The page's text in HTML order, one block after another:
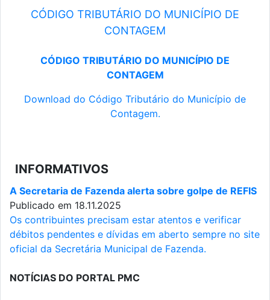
CÓDIGO TRIBUTÁRIO DO MUNICÍPIO DE
CONTAGEM
CÓDIGO TRIBUTÁRIO DO MUNICÍPIO DE
CONTAGEM
Download do Código Tributário do Município de
Contagem.
INFORMATIVOS
A Secretaria de Fazenda alerta sobre golpe de REFIS
Publicado em 18.11.2025
Os contribuintes precisam estar atentos e verificar
débitos pendentes e dívidas em aberto sempre no site
oficial da Secretária Municipal de Fazenda.
NOTÍCIAS DO PORTAL PMC